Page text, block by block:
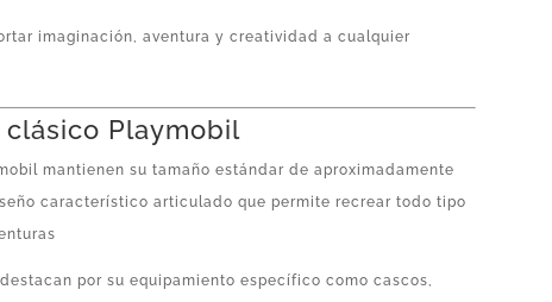
imaginación, aventura y creatividad a cualquier
clásico Playmobil
mantienen su tamaño estándar de aproximadamente
característico articulado que permite recrear todo tipo
por su equipamiento específico como cascos,